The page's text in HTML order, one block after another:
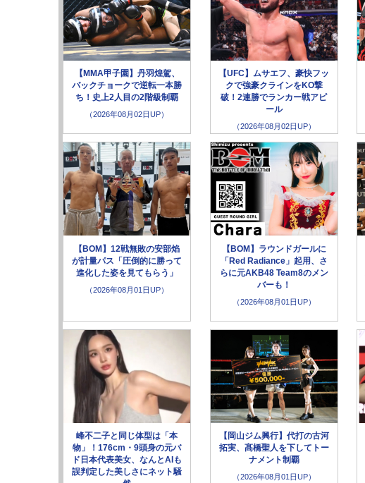
【MMA甲子園】丹羽煌駕、
バックチョークで逆転一本勝
ち！史上2人目の2階級制覇
（2026年08月02日UP）
【UFC】ムサエフ、豪快フッ
クで強豪クラインをKO撃
破！2連勝でランカー戦アピ
ール
（2026年08月02日UP）
【BOM】12戦無敗の安部焰
が計量パス「圧倒的に勝って
進化した姿を見てもらう」
（2026年08月01日UP）
【BOM】ラウンドガールに
「Red Radiance」起用、さ
らに元AKB48 Team8のメン
バーも！
（2026年08月01日UP）
峰不二子と同じ体型は「本
物」！176cm・9頭身の元バ
ド日本代表美女、なんとAIも
誤判定した美しさにネット騒
【岡山ジム興行】代打の古河
拓実、髙橋聖人を下してトー
ナメント制覇
（2026年08月01日UP）